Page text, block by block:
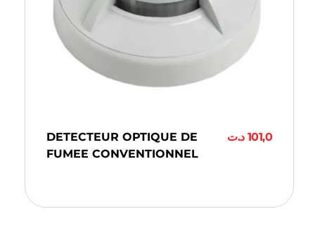
DETECTEUR OPTIQUE DE
FUMEE CONVENTIONNEL
101,0 د.ت